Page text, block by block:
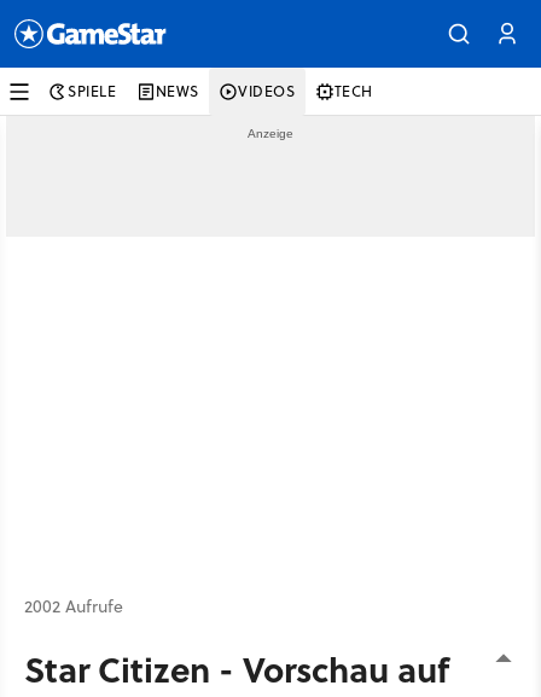
SPIELE NEWS VIDEOS TECH
2002 Aufrufe
Star Citizen - Vorschau auf